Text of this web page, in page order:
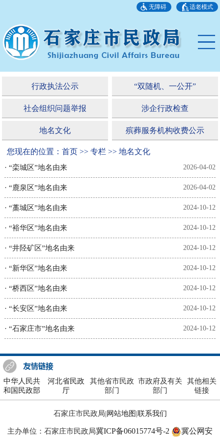
无障碍 适老模式
行政执法公示 “双随机、一公开”
社会组织问题举报 涉企行政检查
地名文化 殡葬服务机构收费公示
您现在的位置：首页 >> 专栏 >> 地名文化
· “栾城区”地名由来 2026-04-02
· “鹿泉区”地名由来 2026-04-02
· “藁城区”地名由来 2024-10-12
· “裕华区”地名由来 2024-10-12
· “井陉矿区”地名由来 2024-10-12
· “新华区”地名由来 2024-10-12
· “桥西区”地名由来 2024-10-12
· “长安区”地名由来 2024-10-12
· “石家庄市”地名由来 2024-10-12
中华人民共
和国民政部
河北省民政
厅
其他省市民政
部门
市政府及有关
部门
其他相关
链接
石家庄市民政局|网站地图|联系我们
主办单位：石家庄市民政局冀ICP备06015774号-2 冀公网安